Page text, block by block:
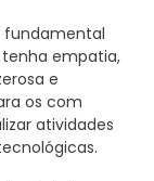
fundamental
empatia,
e
os com
atividades